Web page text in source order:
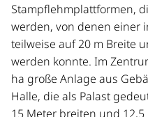
Stampflehmplattformen,
werden, von denen einer
teilweise auf 20 m Breite
werden konnte. Im
ha große Anlage aus
Halle, die als Palast
15 Meter breiten und